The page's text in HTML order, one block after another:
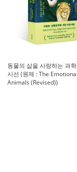
동물의 삶을 사랑하는 과
시선 (원제 : The
Animals (Revised))